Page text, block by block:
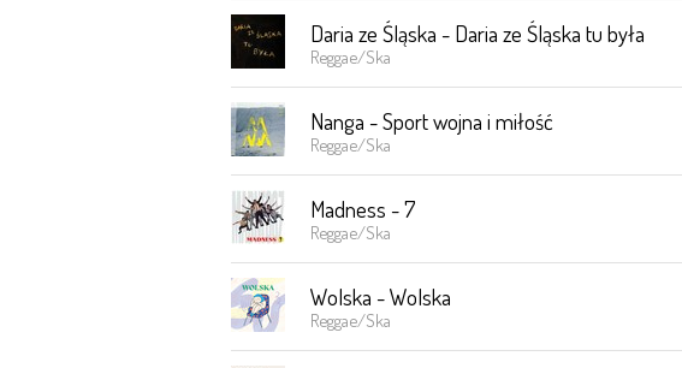
Daria ze Śląska - Daria ze Śląska tu była
Reggae/Ska
Nanga - Sport wojna i miłość
Reggae/Ska
Madness - 7
Reggae/Ska
Wolska - Wolska
Reggae/Ska